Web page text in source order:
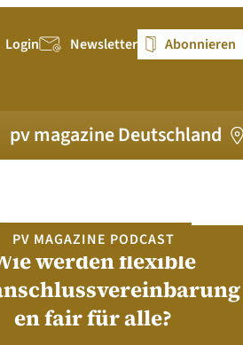
Login Newsletter Abonnieren
pv magazine Deutschland
PV MAGAZINE PODCAST
werden flexible
en fair für alle?